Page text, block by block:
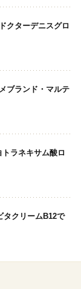
クターデニスグロ
ブランド・マルテ
ラネキサム酸ロ
タクリームB12で